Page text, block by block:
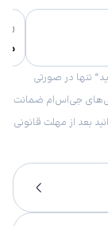
تنها در صورتی
جی‌اس‌ام ضمانت
بعد از مهلت قانونی